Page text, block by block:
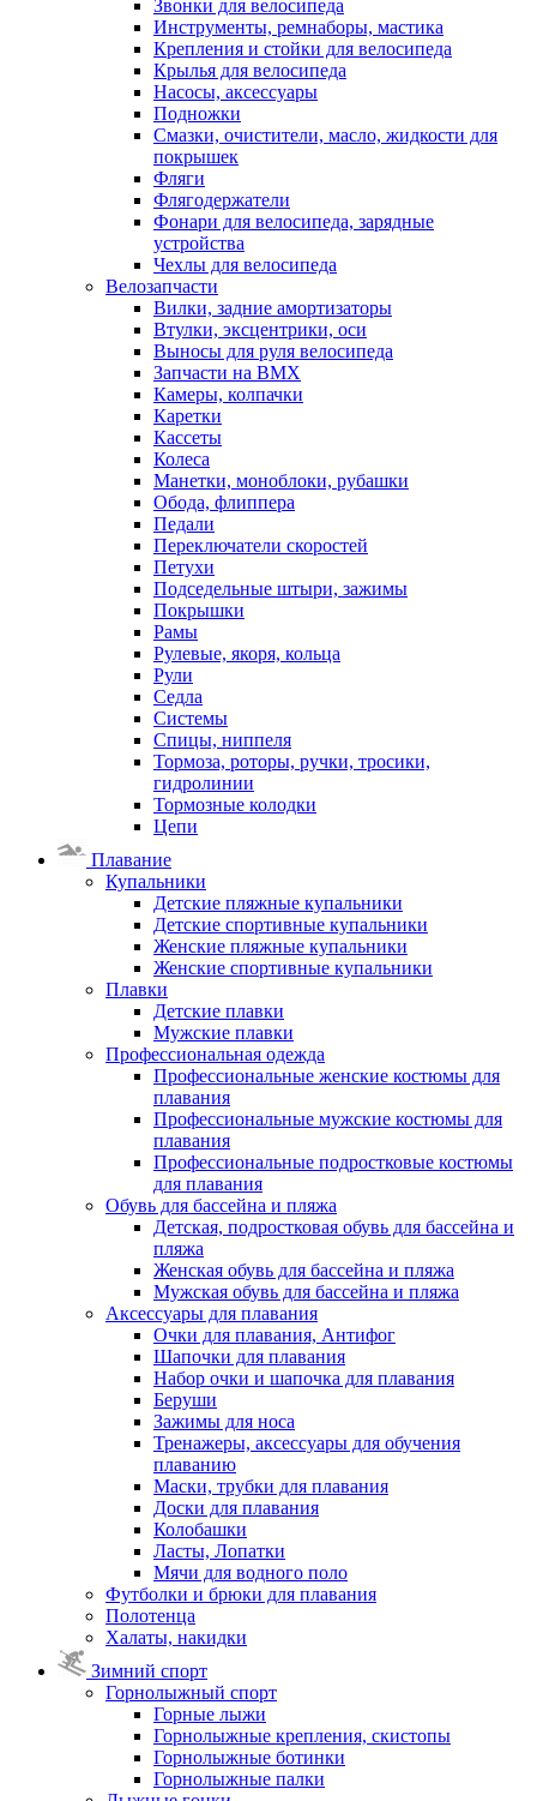
Звонки для велосипеда
Инструменты, ремнаборы, мастика
Крепления и стойки для велосипеда
Крылья для велосипеда
Насосы, аксессуары
Подножки
Смазки, очистители, масло, жидкости для
покрышек
Фляги
Флягодержатели
Фонари для велосипеда, зарядные
устройства
Чехлы для велосипеда
Велозапчасти
Вилки, задние амортизаторы
Втулки, эксцентрики, оси
Выносы для руля велосипеда
Запчасти на BMX
Камеры, колпачки
Каретки
Кассеты
Колеса
Манетки, моноблоки, рубашки
Обода, флиппера
Педали
Переключатели скоростей
Петухи
Подседельные штыри, зажимы
Покрышки
Рамы
Рулевые, якоря, кольца
Рули
Седла
Системы
Спицы, ниппеля
Тормоза, роторы, ручки, тросики,
гидролинии
Тормозные колодки
Цепи
Плавание
Купальники
Детские пляжные купальники
Детские спортивные купальники
Женские пляжные купальники
Женские спортивные купальники
Плавки
Детские плавки
Мужские плавки
Профессиональная одежда
Профессиональные женские костюмы для
плавания
Профессиональные мужские костюмы для
плавания
Профессиональные подростковые костюмы
для плавания
Обувь для бассейна и пляжа
Детская, подростковая обувь для бассейна и
пляжа
Женская обувь для бассейна и пляжа
Мужская обувь для бассейна и пляжа
Аксессуары для плавания
Очки для плавания, Антифог
Шапочки для плавания
Набор очки и шапочка для плавания
Беруши
Зажимы для носа
Тренажеры, аксессуары для обучения
плаванию
Маски, трубки для плавания
Доски для плавания
Колобашки
Ласты, Лопатки
Мячи для водного поло
Футболки и брюки для плавания
Полотенца
Халаты, накидки
Зимний спорт
Горнолыжный спорт
Горные лыжи
Горнолыжные крепления, скистопы
Горнолыжные ботинки
Горнолыжные палки